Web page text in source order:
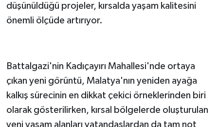
düşünüldüğü projeler, kırsalda yaşam kalitesini
önemli ölçüde artırıyor.
Battalgazi'nin Kadıçayırı Mahallesi'nde ortaya
çıkan yeni görüntü, Malatya'nın yeniden ayağa
kalkış sürecinin en dikkat çekici örneklerinden biri
olarak gösterilirken, kırsal bölgelerde oluşturulan
yeni yaşam alanları vatandaşlardan da tam not